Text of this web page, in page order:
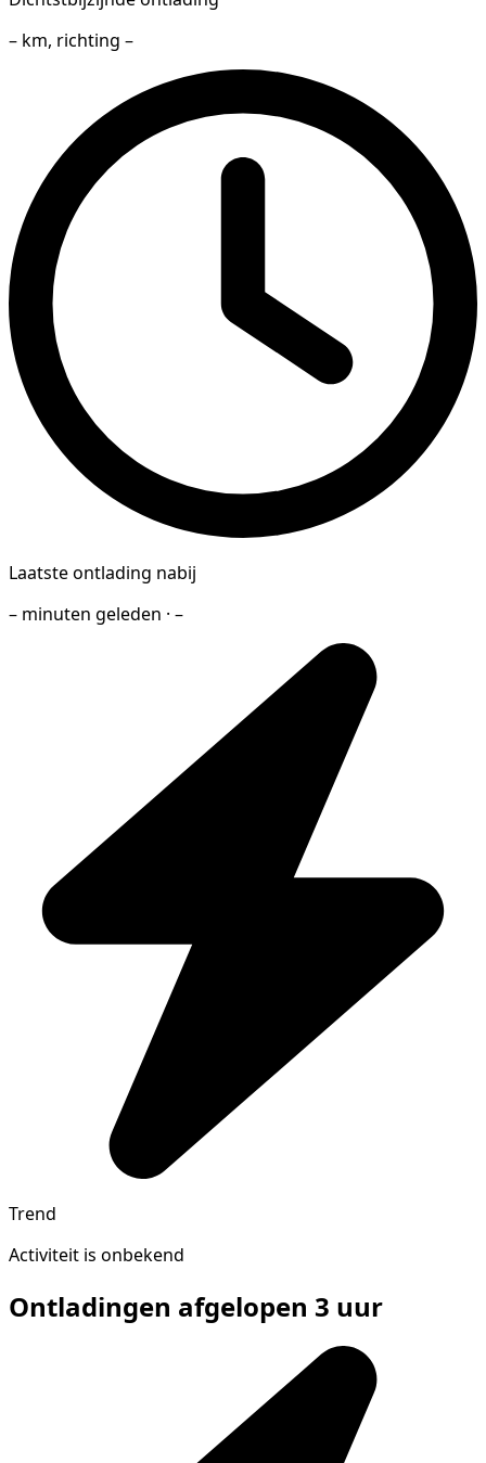
– km, richting –
Laatste ontlading nabij
– minuten geleden · –
Trend
Activiteit is onbekend
Ontladingen afgelopen 3 uur